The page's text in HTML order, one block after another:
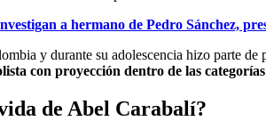
a hermano de Pedro Sánchez,
y durante su adolescencia hizo parte
con proyección dentro de las
de Abel Carabalí?